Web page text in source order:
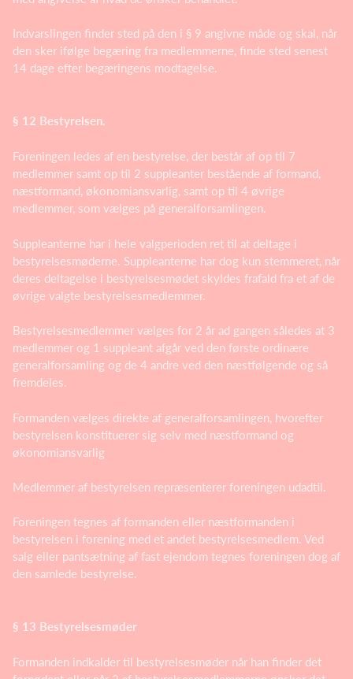
Indvarslingen finder sted på den i § 9 angivne måde og skal, når
den sker ifølge begæring fra medlemmerne, finde sted senest
14 dage efter begæringens modtagelse.
§ 12 Bestyrelsen.
Foreningen ledes af en bestyrelse, der består af op til 7
medlemmer samt op til 2 suppleanter bestående af formand,
næstformand, økonomiansvarlig, samt op til 4 øvrige
medlemmer, som vælges på generalforsamlingen.
Suppleanterne har i hele valgperioden ret til at deltage i
bestyrelsesmøderne. Suppleanterne har dog kun stemmeret, når
deres deltagelse i bestyrelsesmødet skyldes frafald fra et af de
øvrige valgte bestyrelsesmedlemmer.
Bestyrelsesmedlemmer vælges for 2 år ad gangen således at 3
medlemmer og 1 suppleant afgår ved den første ordinære
generalforsamling og de 4 andre ved den næstfølgende og så
fremdeles.
Formanden vælges direkte af generalforsamlingen, hvorefter
bestyrelsen konstituerer sig selv med næstformand og
økonomiansvarlig
Medlemmer af bestyrelsen repræsenterer foreningen udadtil.
Foreningen tegnes af formanden eller næstformanden i
bestyrelsen i forening med et andet bestyrelsesmedlem. Ved
salg eller pantsætning af fast ejendom tegnes foreningen dog af
den samlede bestyrelse.
§ 13 Bestyrelsesmøder
Formanden indkalder til bestyrelsesmøder når han finder det